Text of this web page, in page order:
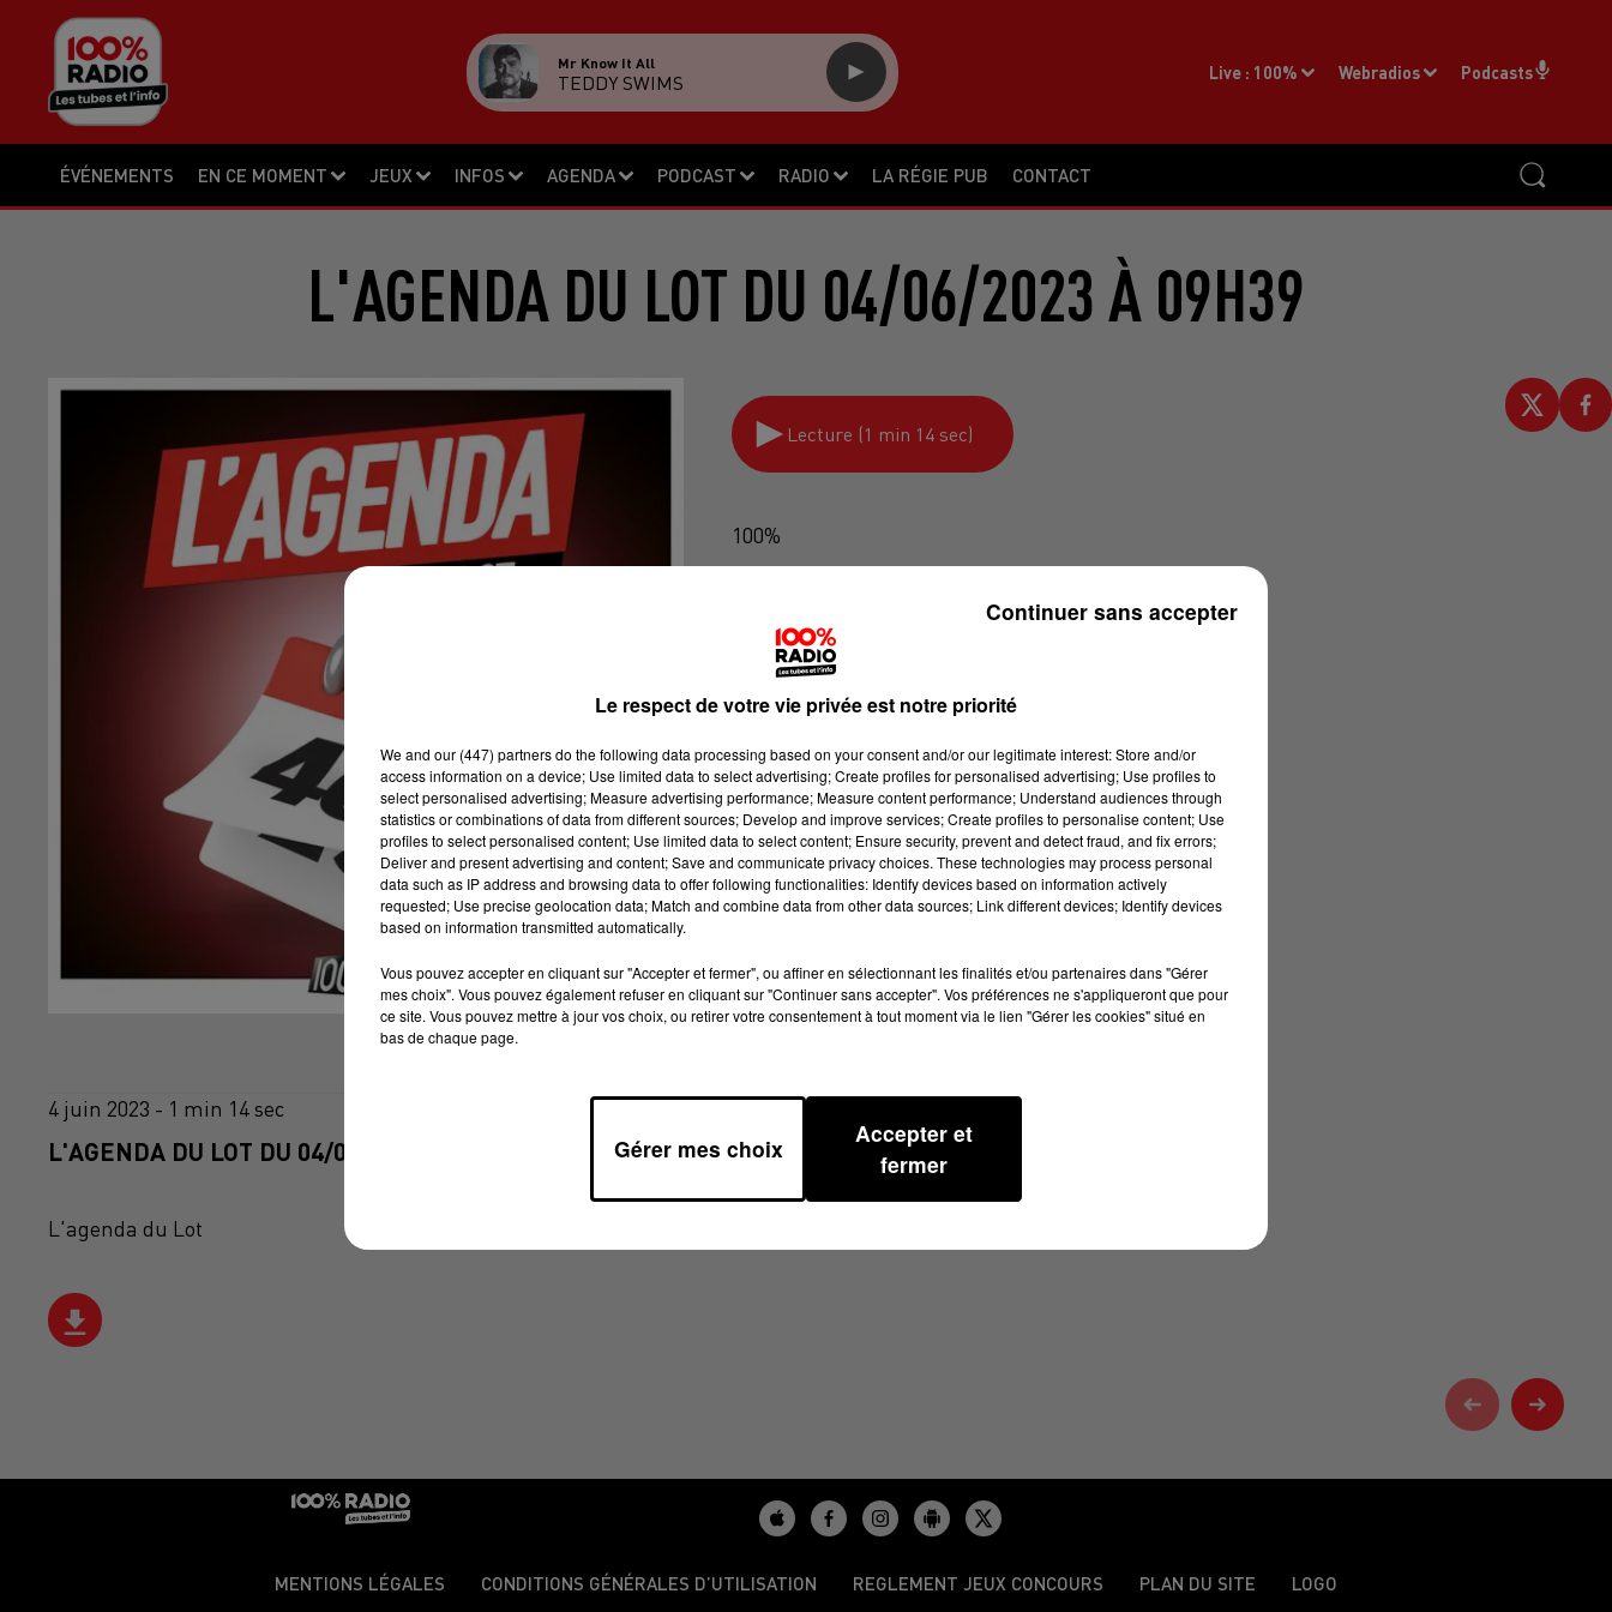
ÉVÉNEMENTS EN CE MOMENT JEUX INFOS AGENDA PODCAST RADIO LA RÉGIE PUB CONTACT
Live : 100% Webradios Podcasts
Mr Know It All
TEDDY SWIMS
L'AGENDA DU LOT DU 04/06/2023 À 09H39
Lecture (1 min 14 sec)
100%
4 juin 2023 - 1 min 14 sec
L'AGENDA DU LOT DU 04/06/2023 À 09H39
L'agenda du Lot
MENTIONS LÉGALES CONDITIONS GÉNÉRALES D’UTILISATION REGLEMENT JEUX CONCOURS PLAN DU SITE LOGO
Le respect de votre vie privée est notre priorité
We and our (447) partnersdo the following data processing based on your consent and/or our legitimate interest: Store and/or
access information on a device; Use limited data to select advertising; Create profiles for personalised advertising; Use profiles to
select personalised advertising; Measure advertising performance; Measure content performance; Understand audiences through
statistics or combinations of data from different sources; Develop and improve services; Create profiles to personalise content; Use
profiles to select personalised content; Use limited data to select content; Ensure security, prevent and detect fraud, and fix errors;
Deliver and present advertising and content; Save and communicate privacy choices. These technologies may process personal
data such as IP address and browsing data to offer following functionalities: Identify devices based on information actively
requested; Use precise geolocation data; Match and combine data from other data sources; Link different devices; Identify devices
based on information transmitted automatically.
Vous pouvez accepter en cliquant sur "Accepter et fermer", ou affiner en sélectionnant les finalités et/ou partenaires dans "Gérer
mes choix". Vous pouvez également refuser en cliquant sur "Continuer sans accepter". Vos préférences ne s'appliqueront que pour
ce site. Vous pouvez mettre à jour vos choix, ou retirer votre consentement à tout moment via le lien "Gérer les cookies" situé en
bas de chaque page.
Gérer mes choix
Accepter et
fermer
Continuer sans accepter